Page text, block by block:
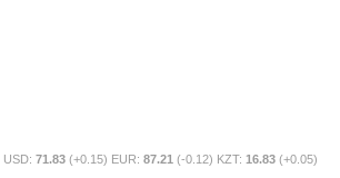
USD: 71.83 (+0.15) EUR: 87.21 (-0.12) KZT: 16.83 (+0.05)